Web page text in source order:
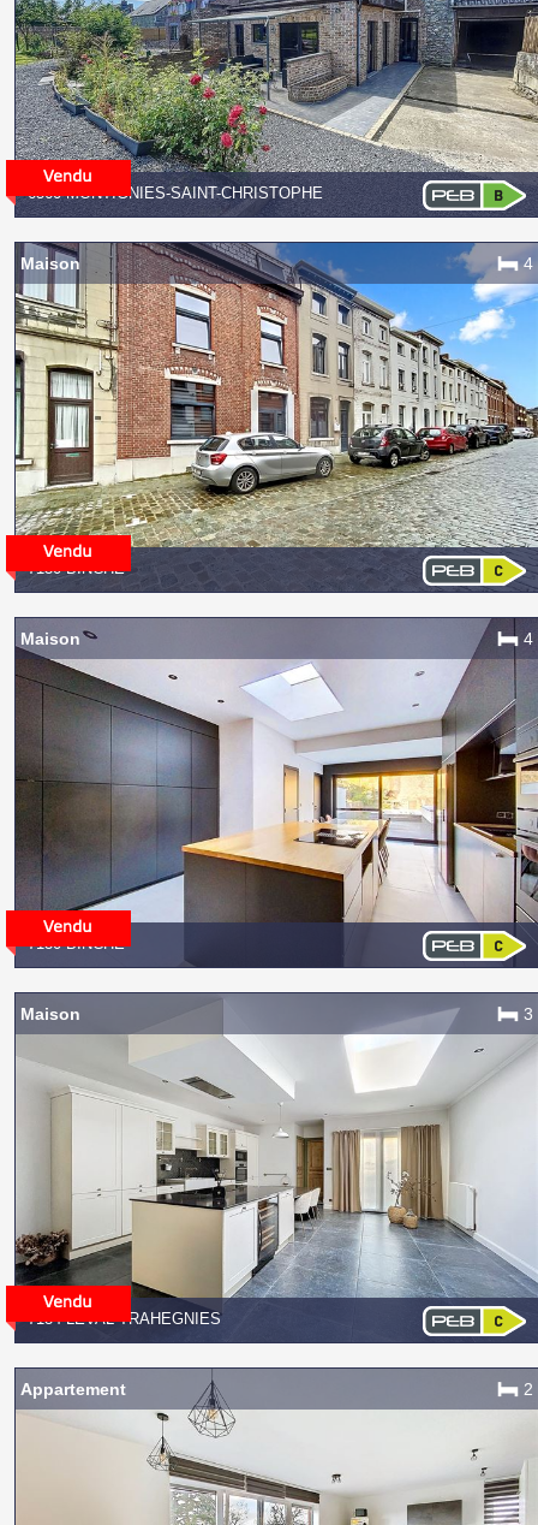
6560 MONTIGNIES-SAINT-CHRISTOPHE
7130 BINCHE
Maison 4
7130 BINCHE
Maison 4
7134 LEVAL-TRAHEGNIES
Maison 3
Appartement 2